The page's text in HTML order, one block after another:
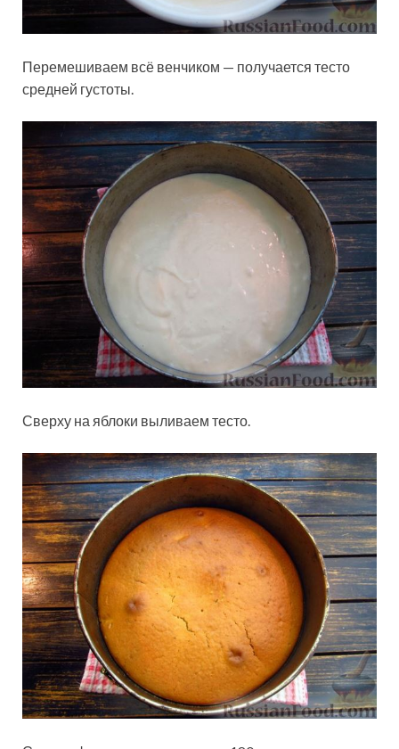
Перемешиваем всё венчиком — получается тесто
средней густоты.
Сверху на яблоки выливаем тесто.